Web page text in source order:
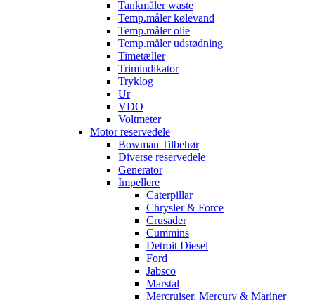
Tankmåler waste
Temp.måler kølevand
Temp.måler olie
Temp.måler udstødning
Timetæller
Trimindikator
Tryklog
Ur
VDO
Voltmeter
Motor reservedele
Bowman Tilbehør
Diverse reservedele
Generator
Impellere
Caterpillar
Chrysler & Force
Crusader
Cummins
Detroit Diesel
Ford
Jabsco
Marstal
Mercruiser, Mercury & Mariner